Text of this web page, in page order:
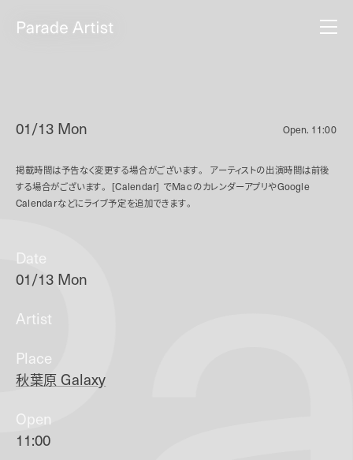
01/13 Mon Open. 11:00
掲載時間は予告なく変更する場合がございます。
アーティストの出演時間は前後
する場合がございます。
[Calendar] でMacのカレンダーアプリやGoogle
Calendarなどにライブ予定を追加できます。
Date
01/13 Mon
Artist
Place
秋葉原 Galaxy
Open
11:00